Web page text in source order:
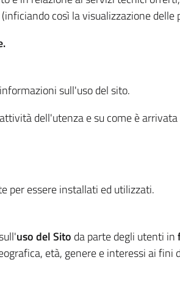
così la visualizzazione delle
sull'uso del sito.
dell'utenza e su come è
per essere installati ed utilizzati.
uso del Sito da parte degli utenti in
età, genere e interessi ai